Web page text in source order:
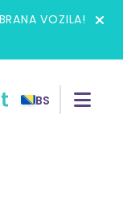
VOZILA!
BS